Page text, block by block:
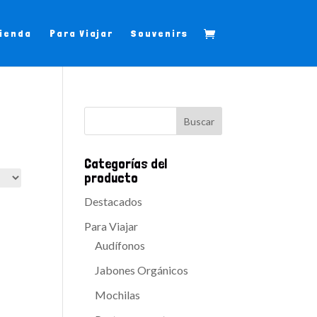
Para Viajar Souvenirs
Categorías del
producto
Destacados
Para Viajar
Audífonos
Jabones Orgánicos
Mochilas